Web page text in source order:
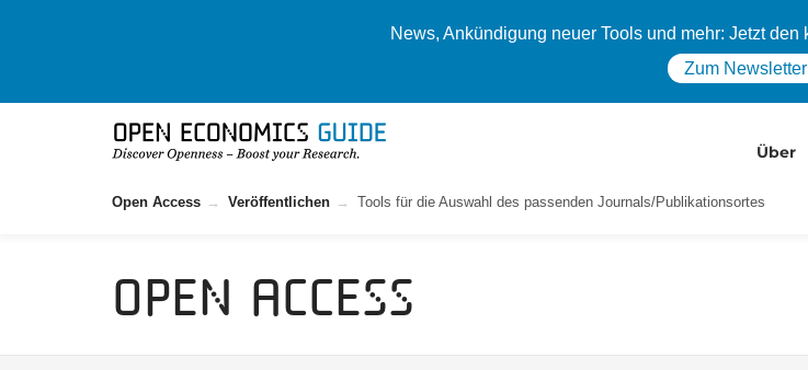
News, Ankündigung neuer Tools und mehr: Jetzt
Zum Newsletter
Über
Open Access Veröffentlichen Tools für die Auswahl des passenden Journals/Publikationsortes
Open Access